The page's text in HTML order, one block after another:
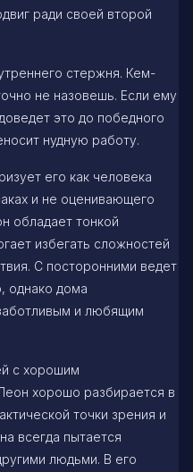
ради своей второй
стержня. Кем-
не назовешь. Если ему
это до победного
нудную работу.
его как человека
и не оценивающего
обладает тонкой
избегать сложностей
С посторонними ведет
однако дома
и любящим
с хорошим
хорошо разбирается в
точки зрения и
всегда пытается
людьми. В его